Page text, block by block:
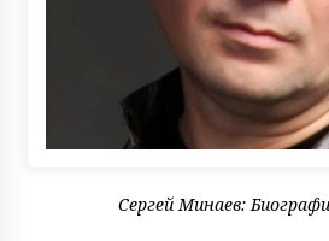
Сергей Минаев: